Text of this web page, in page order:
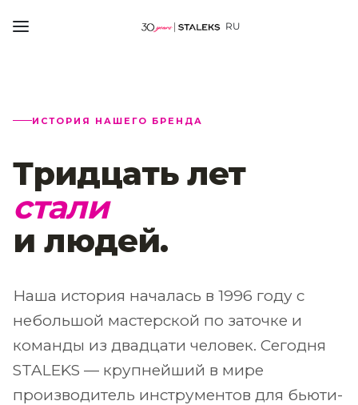
RU
ИСТОРИЯ НАШЕГО БРЕНДА
Тридцать лет
стали
и людей.
Наша история началась в 1996 году с
небольшой мастерской по заточке и
команды из двадцати человек. Сегодня
STALEKS — крупнейший в мире
производитель инструментов для бьюти-